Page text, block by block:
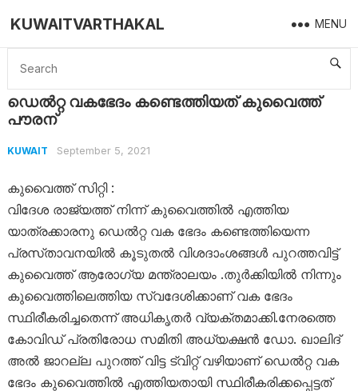
KUWAITVARTHAKAL MENU
Home Kuwait ഡെൽറ്റ വകഭേദം കണ്ടെത്തിയത് കുവൈത്ത് പൗരന്
ഡെൽറ്റ വകഭേദം കണ്ടെത്തിയത് കുവൈത്ത്
പൗരന്
KUWAIT September 5, 2021
കുവൈത്ത് സിറ്റി :
വിദേശ രാജ്യത്ത് നിന്ന് കുവൈത്തിൽ എത്തിയ
യാത്രക്കാരനു ഡെൽറ്റ വക ഭേദം കണ്ടെത്തിയെന്ന
പ്രസ്‌താവനയിൽ കൂടുതൽ വിശദാംശങ്ങൾ പുറത്തവിട്ട്
കുവൈത്ത് ആരോഗ്യ മന്ത്രാലയം .തുർക്കിയിൽ നിന്നും
കുവൈത്തിലെത്തിയ സ്വദേശിക്കാണ് വക ഭേദം
സ്ഥിരീകരിച്ചതെന്ന് അധികൃതർ വ്യക്തമാക്കി.നേരത്തെ
കോവിഡ്‌ പ്രതിരോധ സമിതി അധ്യക്ഷൻ ഡോ. ഖാലിദ്‌
അൽ ജാറല്ല പുറത്ത് വിട്ട ട്വിറ്റ് വഴിയാണ് ഡെൽറ്റ വക
ഭേദം കുവൈത്തിൽ എത്തിയതായി സ്ഥിരീകരിക്കപ്പെട്ടത്